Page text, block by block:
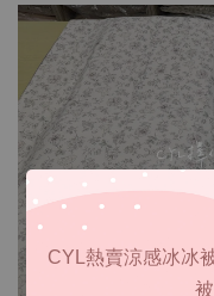
CYL熱賣涼感冰冰